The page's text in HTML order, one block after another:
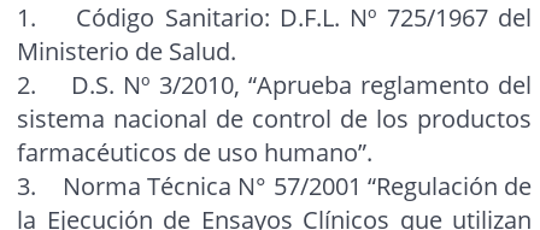
1. Código Sanitario: D.F.L. Nº 725/1967 del
Ministerio de Salud.
2. D.S. Nº 3/2010, “Aprueba reglamento del
sistema nacional de control de los productos
farmacéuticos de uso humano”.
3. Norma Técnica N° 57/2001 “Regulación de
la Ejecución de Ensayos Clínicos que utilizan